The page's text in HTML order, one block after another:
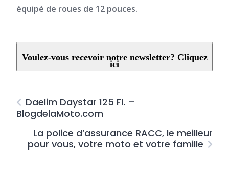
équipé de roues de 12 pouces.
Voulez-vous recevoir notre newsletter? Cliquez
ici
Daelim Daystar 125 FI. –
BlogdelaMoto.com
La police d’assurance RACC, le meilleur
pour vous, votre moto et votre famille